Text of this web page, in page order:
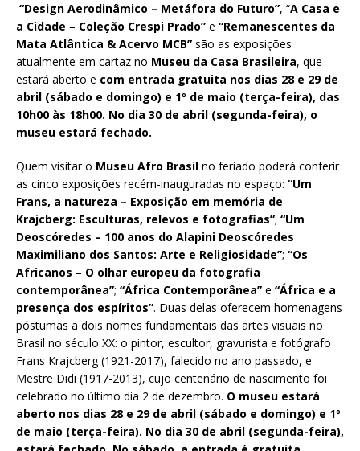
“Design Aerodinâmico – Metáfora do Futuro”, “A Casa e
a Cidade – Coleção Crespi Prado” e “Remanescentes da
Mata Atlântica & Acervo MCB” são as exposições
atualmente em cartaz no Museu da Casa Brasileira, que
estará aberto e com entrada gratuita nos dias 28 e 29 de
abril (sábado e domingo) e 1º de maio (terça-feira), das
10h00 às 18h00. No dia 30 de abril (segunda-feira), o
museu estará fechado.
Quem visitar o Museu Afro Brasil no feriado poderá conferir
as cinco exposições recém-inauguradas no espaço: “Um
Frans, a natureza – Exposição em memória de
Krajcberg: Esculturas, relevos e fotografias”; “Um
Deoscóredes – 100 anos do Alapini Deoscóredes
Maximiliano dos Santos: Arte e Religiosidade”; “Os
Africanos – O olhar europeu da fotografia
contemporânea”; “África Contemporânea” e “África e a
presença dos espíritos”. Duas delas oferecem homenagens
póstumas a dois nomes fundamentais das artes visuais no
Brasil no século XX: o pintor, escultor, gravurista e fotógrafo
Frans Krajcberg (1921-2017), falecido no ano passado, e
Mestre Didi (1917-2013), cujo centenário de nascimento foi
celebrado no último dia 2 de dezembro. O museu estará
aberto nos dias 28 e 29 de abril (sábado e domingo) e 1º
de maio (terça-feira). No dia 30 de abril (segunda-feira),